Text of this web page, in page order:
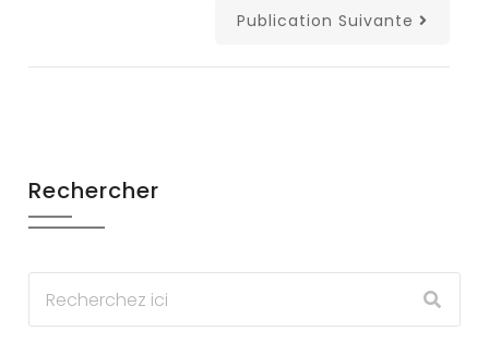
Publication Suivante
Rechercher